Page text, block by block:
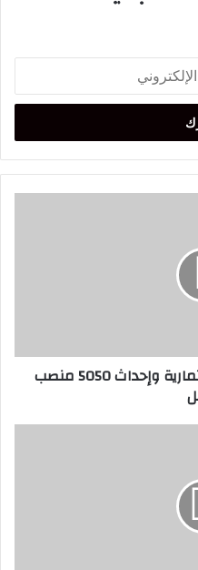
ترحيل الخدمات.. مشاريع استثمارية وإحداث 5050 منصب